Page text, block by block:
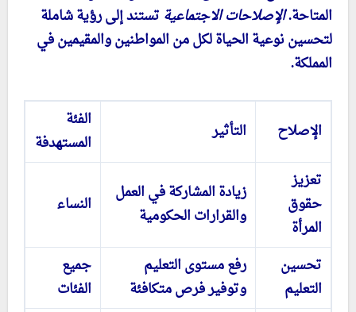
المتاحة.الإصلاحات الاجتماعية تستند إلى رؤية شاملة
لتحسين نوعية الحياة لكل من المواطنين والمقيمين في
المملكة.
الإصلاح التأثير
الفئة
المستهدفة
تعزيز
حقوق
المرأة
زيادة المشاركة في العمل
والقرارات الحكومية
النساء
تحسين
التعليم
رفع مستوى التعليم
وتوفير فرص متكافئة
جميع
الفئات